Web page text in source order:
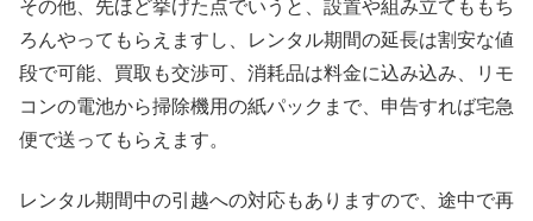
その他、先ほど挙げた点でいうと、設置や組み立てももち
ろんやってもらえますし、レンタル期間の延長は割安な値
段で可能、買取も交渉可、消耗品は料金に込み込み、リモ
コンの電池から掃除機用の紙パックまで、申告すれば宅急
便で送ってもらえます。
レンタル期間中の引越への対応もありますので、途中で再